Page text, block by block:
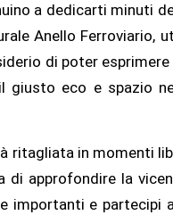
a dedicarti minuti
Anello Ferroviario,
di poter esprimere
giusto eco e spazio
ritagliata in momenti
di approfondire la
importanti e partecipi